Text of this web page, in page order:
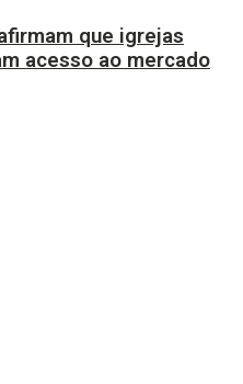
que igrejas
acesso ao mercado